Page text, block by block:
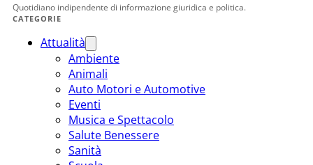
Quotidiano indipendente di informazione giuridica e politica.
CATEGORIE
Attualità
Ambiente
Animali
Auto Motori e Automotive
Eventi
Musica e Spettacolo
Salute Benessere
Sanità